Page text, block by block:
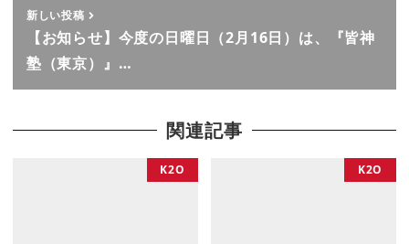
新しい投稿
【お知らせ】今度の日曜日（2月16日）は、『皆神
塾（東京）』…
関連記事
K2O K2O